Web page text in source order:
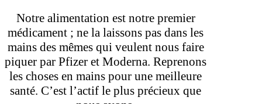
Notre alimentation est notre premier
médicament ; ne la laissons pas dans les
mains des mêmes qui veulent nous faire
piquer par Pfizer et Moderna. Reprenons
les choses en mains pour une meilleure
santé. C’est l’actif le plus précieux que